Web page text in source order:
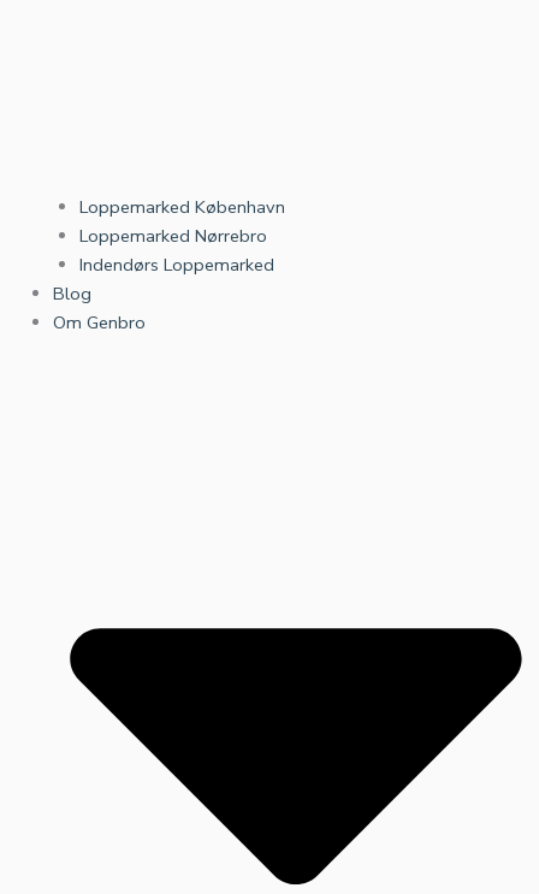
Loppemarked København
Loppemarked Nørrebro
Indendørs Loppemarked
Blog
Om Genbro